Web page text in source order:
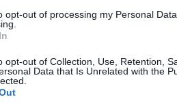
opt-out of processing my Personal
opt-out of Collection, Use, Retention,
Data that Is Unrelated with the